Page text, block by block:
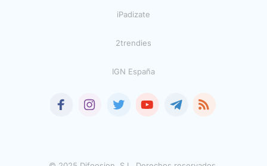
iPadizate
2trendies
IGN España